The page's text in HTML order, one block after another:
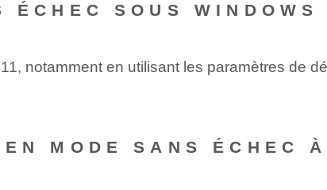
ÉCHEC SOUS WINDOWS
notamment en utilisant les paramètres de
MODE SANS ÉCHEC